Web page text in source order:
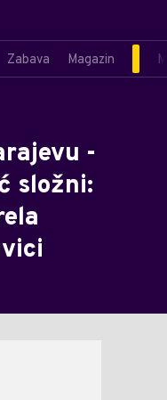
Zabava Magazin
-
složni: